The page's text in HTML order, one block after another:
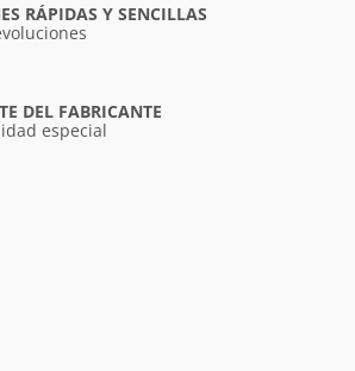
RÁPIDAS Y SENCILLAS
DEL FABRICANTE
especial